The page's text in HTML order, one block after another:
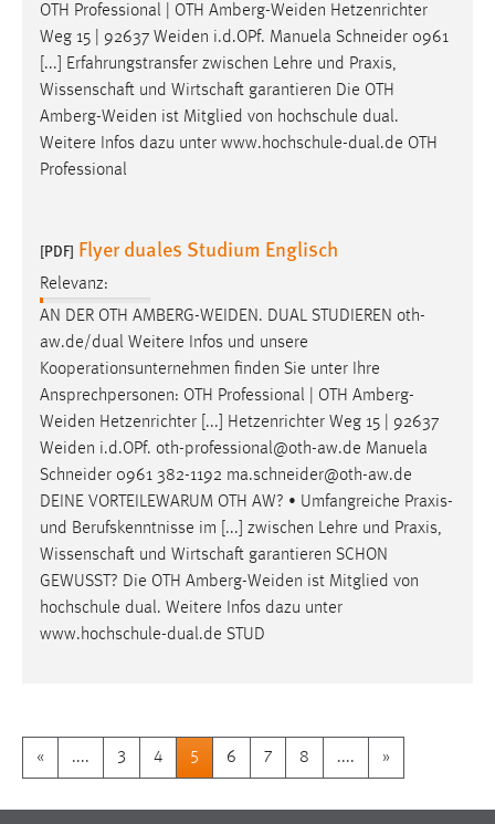
OTH Professional | OTH Amberg-Weiden Hetzenrichter
Weg 15 | 92637 Weiden i.d.OPf. Manuela Schneider 0961
[...] Erfahrungstransfer zwischen Lehre und Praxis,
Wissenschaft und Wirtschaft garantieren Die OTH
Amberg-Weiden ist Mitglied von hochschule dual.
Weitere Infos dazu unter www.hochschule-dual.de OTH
Professional
[PDF] Flyer duales Studium Englisch
Relevanz:
AN DER OTH AMBERG-WEIDEN. DUAL STUDIEREN oth-
aw.de/dual Weitere Infos und unsere
Kooperationsunternehmen finden Sie unter Ihre
Ansprechpersonen: OTH Professional | OTH Amberg-
Weiden Hetzenrichter [...] Hetzenrichter Weg 15 | 92637
Weiden i.d.OPf. oth-professional@oth-aw.de Manuela
Schneider 0961 382-1192 ma.schneider@oth-aw.de
DEINE VORTEILEWARUM OTH AW? • Umfangreiche Praxis-
und Berufskenntnisse im [...] zwischen Lehre und Praxis,
Wissenschaft und Wirtschaft garantieren SCHON
GEWUSST? Die OTH Amberg-Weiden ist Mitglied von
hochschule dual. Weitere Infos dazu unter
www.hochschule-dual.de STUD
« .... 3 4 5 6 7 8 .... »